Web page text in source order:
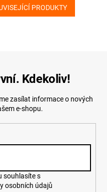
PRODUKTY
Kdekoliv!
zasílat informace o nových
e-shopu.
osobních údajů